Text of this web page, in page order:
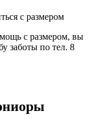
с размером
с размером, вы
заботы по тел. 8